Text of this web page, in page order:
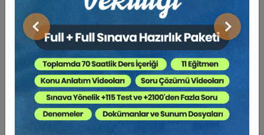
Önceki Sonraki
ülkemizde 1990’lardan başlayarak hızlanan bir hukuk
reformu yapılmaktadır. Son kilometre taşları da bu amaç
çerçevesinde dikilmiş yeni taşlardır. Ülkemiz bu süreci
yaşayacaktır. Bıkmadan usanmadan çalışmak zorundayız.
Bu çalışmalarda tabiidir ki bizlere, ülkenin teorisyenlerine
daha büyük görevler düşecektir. Bu görevleri yerine getirmek
bizim için bir ödevdir. Bu ödevi severek, sevinerek
yapıyorum.